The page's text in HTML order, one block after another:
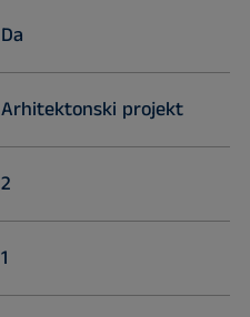
Da
Arhitektonski projekt
2
1